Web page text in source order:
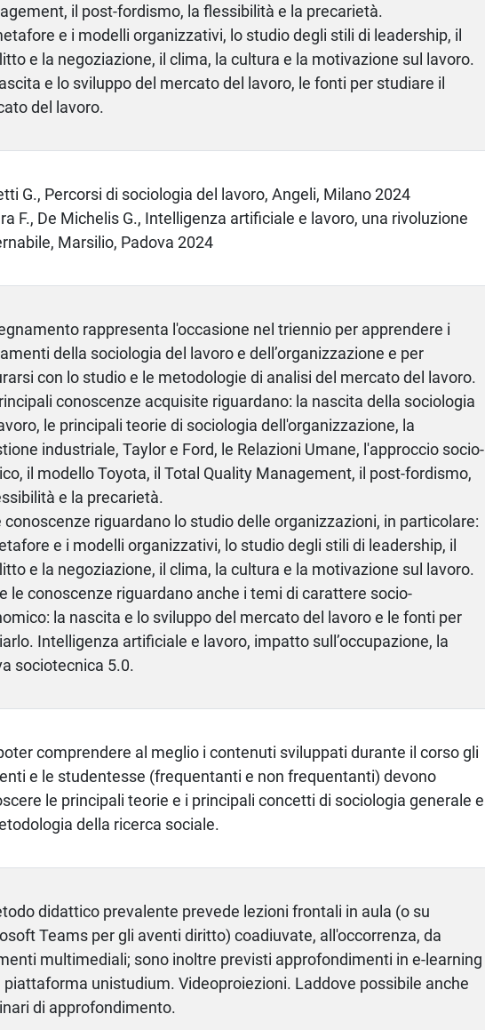
il post-fordismo, la flessibilità e la precarietà.
e i modelli organizzativi, lo studio degli stili di leadership, il
e la negoziazione, il clima, la cultura e la motivazione sul lavoro.
e lo sviluppo del mercato del lavoro, le fonti per studiare il
del lavoro.
G., Percorsi di sociologia del lavoro, Angeli, Milano 2024
F., De Michelis G., Intelligenza artificiale e lavoro, una rivoluzione
Marsilio, Padova 2024
rappresenta l'occasione nel triennio per apprendere i
della sociologia del lavoro e dell’organizzazione e per
con lo studio e le metodologie di analisi del mercato del lavoro.
conoscenze acquisite riguardano: la nascita della sociologia
le principali teorie di sociologia dell'organizzazione, la
industriale, Taylor e Ford, le Relazioni Umane, l'approccio socio-
il modello Toyota, il Total Quality Management, il post-fordismo,
e la precarietà.
conoscenze riguardano lo studio delle organizzazioni, in particolare:
e i modelli organizzativi, lo studio degli stili di leadership, il
e la negoziazione, il clima, la cultura e la motivazione sul lavoro.
le conoscenze riguardano anche i temi di carattere socio-
la nascita e lo sviluppo del mercato del lavoro e le fonti per
Intelligenza artificiale e lavoro, impatto sull’occupazione, la
sociotecnica 5.0.
comprendere al meglio i contenuti sviluppati durante il corso gli
e le studentesse (frequentanti e non frequentanti) devono
le principali teorie e i principali concetti di sociologia generale e
della ricerca sociale.
didattico prevalente prevede lezioni frontali in aula (o su
Teams per gli aventi diritto) coadiuvate, all'occorrenza, da
multimediali; sono inoltre previsti approfondimenti in e-learning
piattaforma unistudium. Videoproiezioni. Laddove possibile anche
di approfondimento.